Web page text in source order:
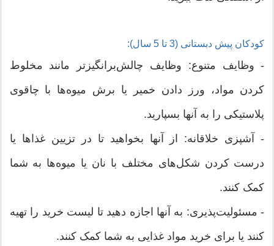
کودکان پیش‌ دبستانی (3 تا 5 سال):
- وظایف متنوع: وظایف چالش‌برانگیزتر مانند مخلوط
کردن مواد، ورز دادن خمیر یا برش میوه‌ها با چاقوی
پلاستیکی را به آنها بسپارید.
- آشپزی خلاقانه: از آنها بخواهید تا در تزیین غذاها یا
درست کردن شکل‌های مختلف با نان یا میوه‌ها به شما
کمک کنند.
- مسئولیت‌پذیری: به آنها اجازه دهید تا لیست خرید را تهیه
کنند یا برای خرید مواد غذایی به شما کمک کنند.